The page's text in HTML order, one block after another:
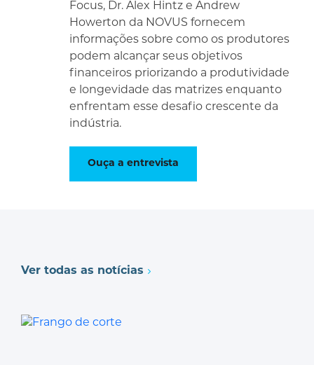
Focus, Dr. Alex Hintz e Andrew
Howerton da NOVUS fornecem
informações sobre como os produtores
podem alcançar seus objetivos
financeiros priorizando a produtividade
e longevidade das matrizes enquanto
enfrentam esse desafio crescente da
indústria.
Ouça a entrevista
Ver todas as notícias